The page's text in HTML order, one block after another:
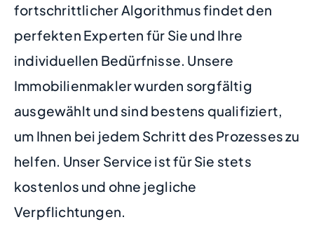
fortschrittlicher Algorithmus findet den
perfekten Experten für Sie und Ihre
individuellen Bedürfnisse. Unsere
Immobilienmakler wurden sorgfältig
ausgewählt und sind bestens qualifiziert,
um Ihnen bei jedem Schritt des Prozesses zu
helfen. Unser Service ist für Sie stets
kostenlos und ohne jegliche
Verpflichtungen.